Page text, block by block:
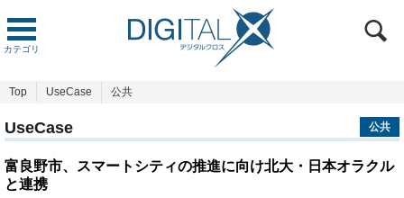
カテゴリ
Top UseCase 公共
UseCase 公共
富良野市、スマートシティの推進に向け北大・日本オラクル
と連携